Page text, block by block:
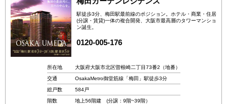
駅徒歩3分、梅田駅最前線のポジション。ホテル・商業・住居
(分譲・賃貸)一体の複合開発、大阪市最高層のタワーマンショ
ン誕生。
0120-005-176
所在地
大阪府大阪市北区曽根崎二丁目73番2（地番）
交通
OsakaMetro御堂筋線「梅田」駅徒歩3分
総戸数
584戸
階数
地上56階建 (分譲：9階~39階）